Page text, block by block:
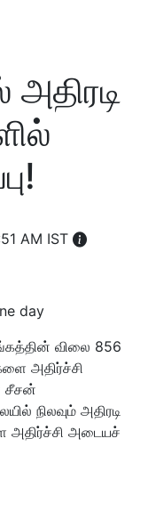
AM IST
விலை 856
அதிர்ச்சி
சீசன்
நிலவும் அதிரடி
அதிர்ச்சி அடையச்